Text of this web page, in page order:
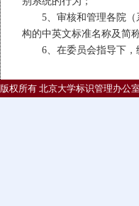
5、审核和管理各院
构的中英文标准名称及简
6、在委员会指导下，
版权所有 北京大学标识管理办公